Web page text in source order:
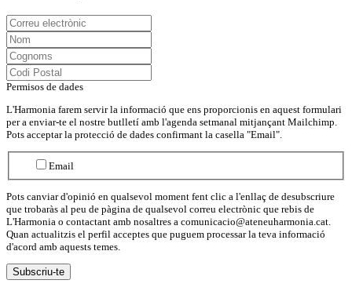
Permisos de dades
L'Harmonia farem servir la informació que ens proporcionis en aquest formulari
per a enviar-te el nostre butlletí amb l'agenda setmanal mitjançant Mailchimp.
Pots acceptar la protecció de dades confirmant la casella "Email".
Email
Pots canviar d'opinió en qualsevol moment fent clic a l'enllaç de desubscriure
que trobaràs al peu de pàgina de qualsevol correu electrònic que rebis de
L'Harmonia o contactant amb nosaltres a comunicacio@ateneuharmonia.cat.
Quan actualitzis el perfil acceptes que puguem processar la teva informació
d'acord amb aquests temes.